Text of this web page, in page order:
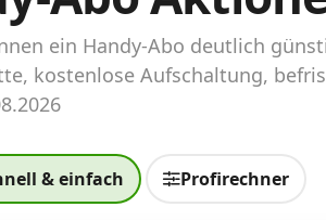
Hotspots und Smart
Handy-Abo
im neuen Design
ein Handy-Abo deutlich
kostenlose Aufschaltung,
& einfach Profirechner